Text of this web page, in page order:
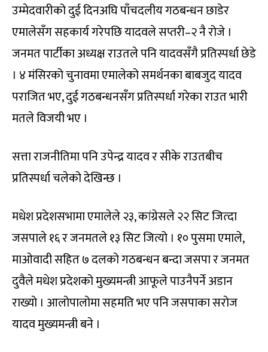
उम्मेदवारीको दुई दिनअघि पाँचदलीय गठबन्धन छाडेर
एमालेसँग सहकार्य गरेपछि यादवले सप्तरी–२ नै रोजे ।
जनमत पार्टीका अध्यक्ष राउतले पनि यादवसँगै प्रतिस्पर्धा छेडे
। ४ मंसिरको चुनावमा एमालेको समर्थनका बाबजुद यादव
पराजित भए, दुई गठबन्धनसँग प्रतिस्पर्धा गरेका राउत भारी
मतले विजयी भए ।
सत्ता राजनीतिमा पनि उपेन्द्र यादव र सीके राउतबीच
प्रतिस्पर्धा चलेको देखिन्छ ।
मधेश प्रदेशसभामा एमालेले २३, कांग्रेसले २२ सिट जित्दा
जसपाले १६ र जनमतले १३ सिट जित्यो । १० पुसमा एमाले,
माओवादी सहित ७ दलको गठबन्धन बन्दा जसपा र जनमत
दुवैले मधेश प्रदेशको मुख्यमन्त्री आफूले पाउनैपर्ने अडान
राख्यो । आलोपालोमा सहमति भए पनि जसपाका सरोज
यादव मुख्यमन्त्री बने ।